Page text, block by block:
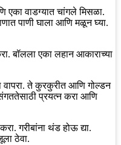
एका वाडग्यात चांगले मिसळा.
पाणी घाला आणि मळून घ्या.
बॉलला एका लहान आकाराच्या
वापरा. ते कुरकुरीत आणि गोल्डन
प्रयत्न करा आणि
गरीबांना थंड होऊ द्या.
ठेवा.